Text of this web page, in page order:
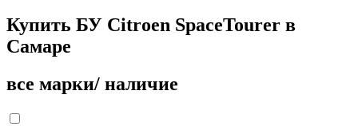
Купить БУ Citroen SpaceTourer в
Самаре
все марки/ наличие